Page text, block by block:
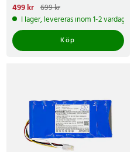
Nuvarande pris
pris:699 kr
499 kr 699 kr
I lager, levereras inom 1-2 vardagar
Köp